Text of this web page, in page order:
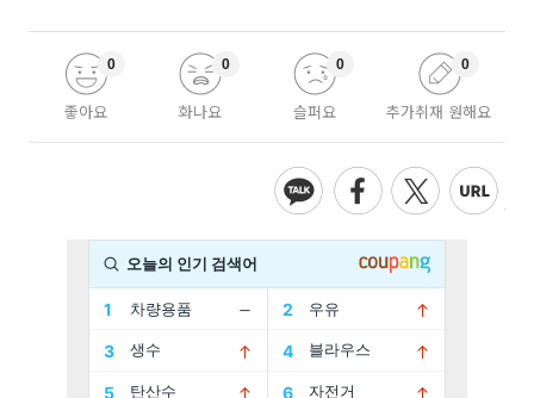
좋아요
0
화나요
0
슬퍼요
0
추가취재 원해요
0